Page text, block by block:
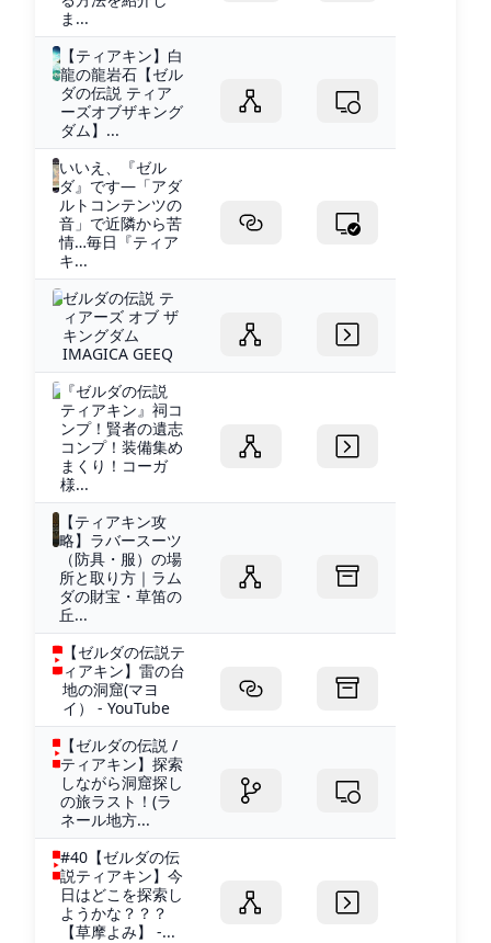
ま...
【ティアキン】白
龍の龍岩石【ゼル
ダの伝説 ティア
ーズオブザキング
ダム】...
いいえ、『ゼル
ダ』です―「アダ
ルトコンテンツの
音」で近隣から苦
情…毎日『ティア
キ...
ゼルダの伝説 テ
ィアーズ オブ ザ
キングダム
IMAGICA GEEQ
『ゼルダの伝説
ティアキン』祠コ
ンプ！賢者の遺志
コンプ！装備集め
まくり！コーガ
様...
【ティアキン攻
略】ラバースーツ
（防具・服）の場
所と取り方｜ラム
ダの財宝・草笛の
丘...
【ゼルダの伝説テ
ィアキン】雷の台
地の洞窟(マヨ
イ） - YouTube
【ゼルダの伝説 /
ティアキン】探索
しながら洞窟探し
の旅ラスト！(ラ
ネール地方...
#40【ゼルダの伝
説ティアキン】今
日はどこを探索し
ようかな？？？
【草摩よみ】 -...